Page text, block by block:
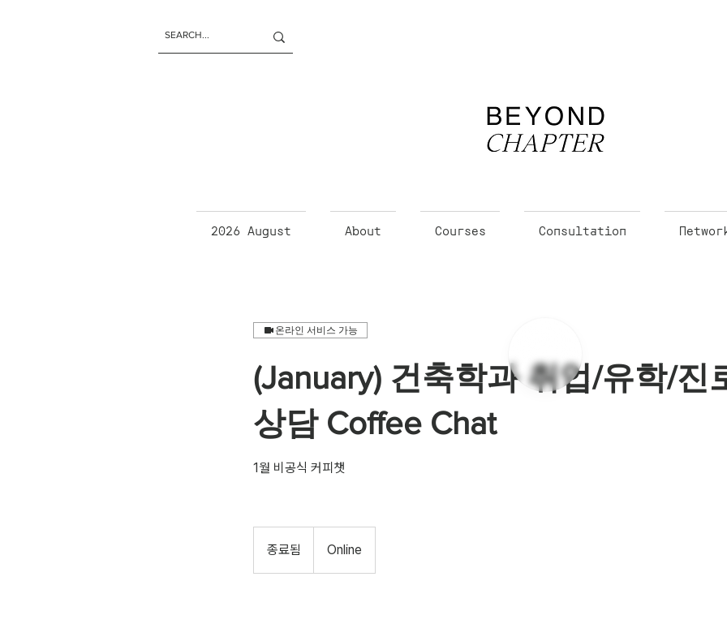
2026 August About Courses Consultation
온라인 서비스 가능
(January) 건축학과 취업/유학/진
상담 Coffee Chat
1월 비공식 커피챗
종료됨
료
Online